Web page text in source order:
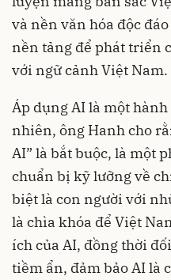
và nền văn hóa độc
nền tảng để phát triển
với ngữ cảnh Việt Nam.
Áp dụng AI là một
nhiên, ông Hanh cho
AI” là bắt buộc, là một
chuẩn bị kỹ lưỡng về
biệt là con người với
là chìa khóa để Việt
ích của AI, đồng thời
tiềm ẩn, đảm bảo AI là